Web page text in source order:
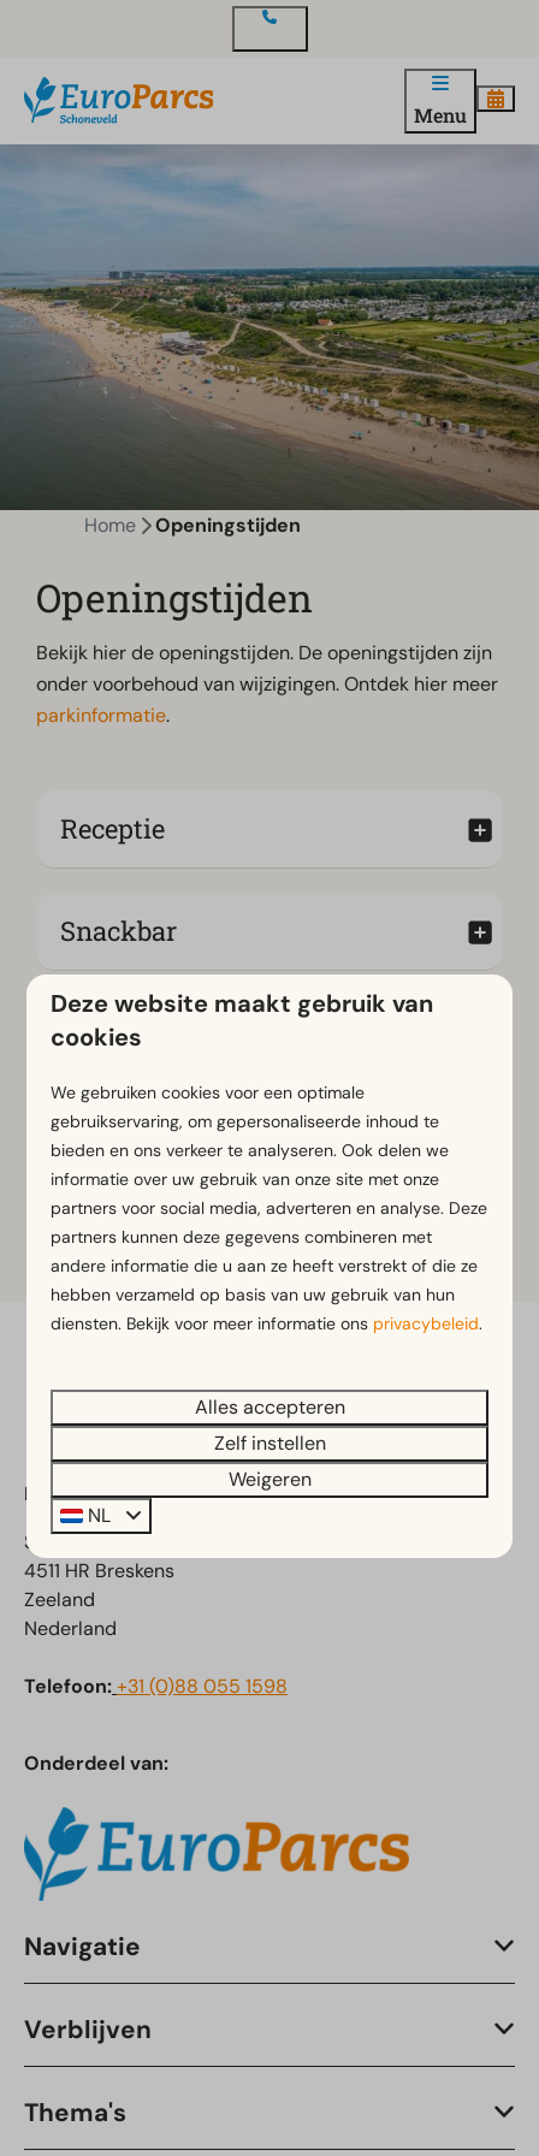
Menu
Home Openingstijden
Openingstijden
Bekijk hier de openingstijden. De openingstijden zijn
onder voorbehoud van wijzigingen. Ontdek hier meer
parkinformatie.
Receptie
Snackbar
Parkshop
Restaurant
Bowlingcentrum
EuroParcs Schoneveld
Schoneveld 1
4511 HR Breskens
Zeeland
Nederland
Telefoon:+31 (0)88 055 1598
Onderdeel van:
Navigatie
Verblijven
Thema's
Deze website maakt gebruik van
cookies
We gebruiken cookies voor een optimale
gebruikservaring, om gepersonaliseerde inhoud te
bieden en ons verkeer te analyseren. Ook delen we
informatie over uw gebruik van onze site met onze
partners voor social media, adverteren en analyse. Deze
partners kunnen deze gegevens combineren met
andere informatie die u aan ze heeft verstrekt of die ze
hebben verzameld op basis van uw gebruik van hun
diensten. Bekijk voor meer informatie ons privacybeleid.
Alles accepteren
Zelf instellen
Weigeren
NL